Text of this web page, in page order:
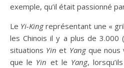
exemple, qu’il était passionné
Le Yi-Kingreprésentant une «
les Chinois il y a plus de 3.000
situations Yin et Yangque nous
que le Yin et le Yang,